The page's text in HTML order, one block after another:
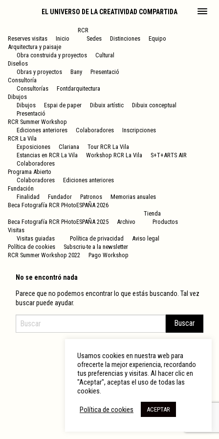
EL UNIVERSO DE LA CREATIVIDAD COMPARTIDA
Reserves visitas Inicio
RCR
Sedes
Distinciones
Equipo
Arquitectura y paisaje
Obra construida y proyectos
Cultural
Diseños
Obras y proyectos
Bany
Presentació
Consultoría
Consultorías
Fontdarquitectura
Dibujos
Dibujos
Espai de paper Dibuix artístic
Dibuix conceptual
Presentació
RCR Summer Workshop
Ediciones anteriores
Colaboradores
Inscripciones
RCR La Vila
Exposiciones
Clariana
Tour RCR La Vila
Estancias en RCR La Vila
Workshop RCR La Vila
S+T+ARTS AIR
Colaboradores
Programa Abierto
Colaboradores
Ediciones anteriores
Fundación
Finalidad
Fundador Patronos
Memorias anuales
Beca Fotografía RCR PHotoESPAÑA 2026
Beca Fotografía RCR PHotoESPAÑA 2025 Archivo
Tienda
Productos
Visitas
Visitas guiadas
Política de privacidad
Aviso legal
Política de cookies
Subscriu-te a la newsletter
RCR Summer Workshop 2022
Pago Workshop
No se encontró nada
Parece que no podemos encontrar lo que estás buscando. Tal vez
buscar puede ayudar.
Usamos cookies en nuestra web para
ofrecerte la mejor experiencia, recordando
tus preferencias y visitas. Al hacer clic en
"Aceptar", aceptas el uso de todas las
cookies.
Política de cookies ACEPTAR